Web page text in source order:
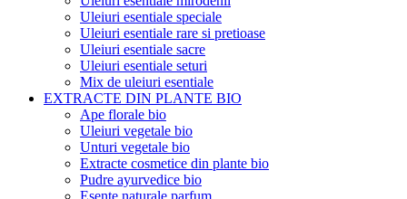
Uleiuri esentiale speciale
Uleiuri esentiale rare si pretioase
Uleiuri esentiale sacre
Uleiuri esentiale seturi
Mix de uleiuri esentiale
EXTRACTE DIN PLANTE BIO
Ape florale bio
Uleiuri vegetale bio
Unturi vegetale bio
Extracte cosmetice din plante bio
Pudre ayurvedice bio
Esente naturale parfum